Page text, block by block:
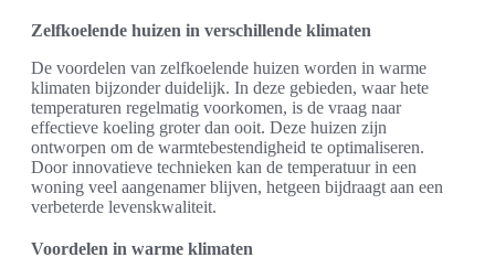
Zelfkoelende huizen in verschillende klimaten
De voordelen van zelfkoelende huizen worden in warme
klimaten bijzonder duidelijk. In deze gebieden, waar hete
temperaturen regelmatig voorkomen, is de vraag naar
effectieve koeling groter dan ooit. Deze huizen zijn
ontworpen om de warmtebestendigheid te optimaliseren.
Door innovatieve technieken kan de temperatuur in een
woning veel aangenamer blijven, hetgeen bijdraagt aan een
verbeterde levenskwaliteit.
Voordelen in warme klimaten